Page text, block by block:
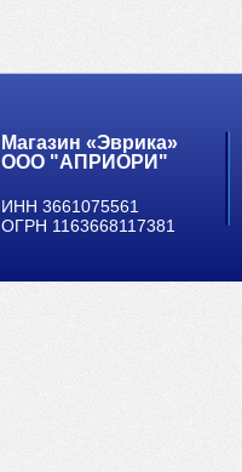
Магазин «Эврика»
ООО "АПРИОРИ"
ИНН 3661075561
ОГРН 1163668117381